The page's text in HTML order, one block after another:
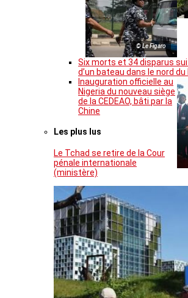
© Le Figaro
Six morts et 34 disparus
d’un bateau dans le nord du
Inauguration officielle au
Nigeria du nouveau siège
de la CEDEAO, bâti par la
Chine
Les plus lus
Le Tchad se retire de la Cour
pénale internationale
(ministère)